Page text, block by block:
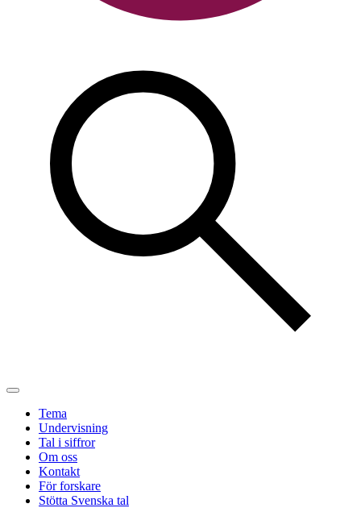
Tema
Undervisning
Tal i siffror
Om oss
Kontakt
För forskare
Stötta Svenska tal